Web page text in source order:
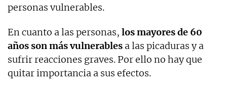
personas vulnerables.
En cuanto a las personas, los mayores de 60
años son más vulnerables a las picaduras y a
sufrir reacciones graves. Por ello no hay que
quitar importancia a sus efectos.